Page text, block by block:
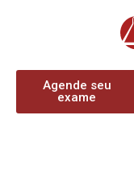
Agende seu
exame